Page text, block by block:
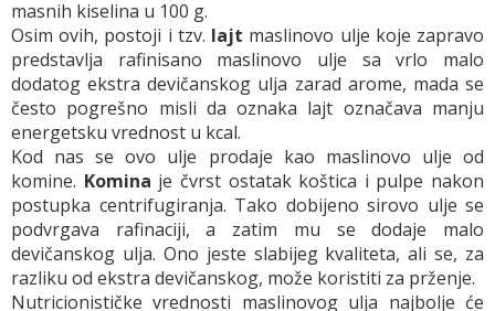
masnih kiselina u 100 g.
Osim ovih, postoji i tzv. lajt maslinovo ulje koje zapravo
predstavlja rafinisano maslinovo ulje sa vrlo malo
dodatog ekstra devičanskog ulja zarad arome, mada se
često pogrešno misli da oznaka lajt označava manju
energetsku vrednost u kcal.
Kod nas se ovo ulje prodaje kao maslinovo ulje od
komine. Komina je čvrst ostatak koštica i pulpe nakon
postupka centrifugiranja. Tako dobijeno sirovo ulje se
podvrgava rafinaciji, a zatim mu se dodaje malo
devičanskog ulja. Ono jeste slabijeg kvaliteta, ali se, za
razliku od ekstra devičanskog, može koristiti za prženje.
Nutricionističke vrednosti maslinovog ulja najbolje će